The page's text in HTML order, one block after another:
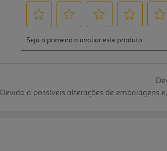
Devido a possíveis alterações de embalagens